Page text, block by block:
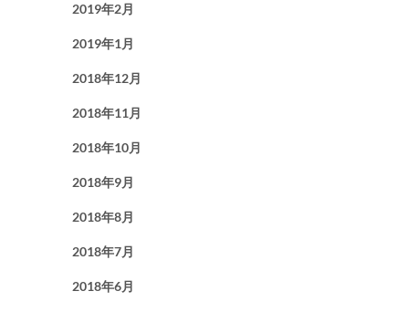
2019年2月
2019年1月
2018年12月
2018年11月
2018年10月
2018年9月
2018年8月
2018年7月
2018年6月